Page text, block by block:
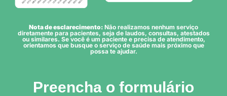
Nota de esclarecimento: Não realizamos nenhum serviço
diretamente para pacientes, seja de laudos, consultas, atestados
ou similares. Se você é um paciente e precisa de atendimento,
orientamos que busque o serviço de saúde mais próximo que
possa te ajudar.
Preencha o formulário